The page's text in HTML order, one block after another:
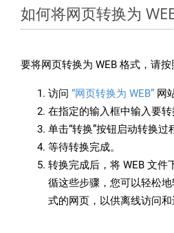
如何将网页转换为
要将网页转换为 WEB 格式，请按
访问 “网页转换为 WEB” 网
在指定的输入框中输入要转
单击“转换”按钮启动转换过
等待转换完成。
转换完成后，将 WEB 文件
循这些步骤，您可以轻松
式的网页，以供离线访问和